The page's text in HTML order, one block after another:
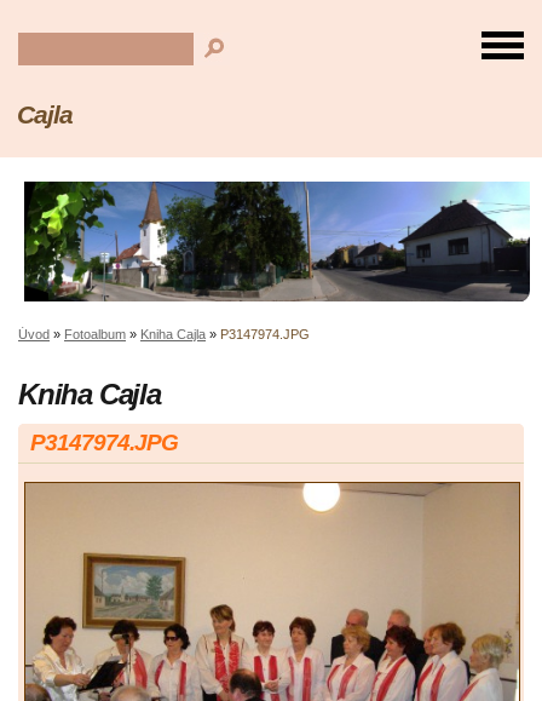
Cajla
Úvod » Fotoalbum » Kniha Cajla » P3147974.JPG
Kniha Cajla
P3147974.JPG